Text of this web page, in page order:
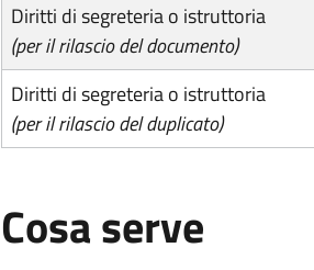
Diritti di segreteria o istruttoria
(per il rilascio del documento)
Diritti di segreteria o istruttoria
(per il rilascio del duplicato)
Cosa serve